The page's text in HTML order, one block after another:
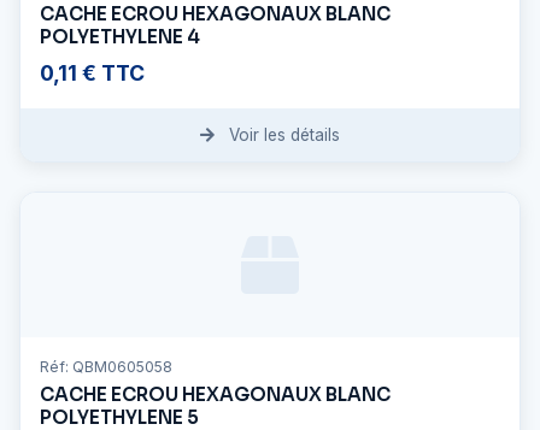
CACHE ECROU HEXAGONAUX BLANC
POLYETHYLENE 4
0,11 € TTC
Voir les détails
Réf: QBM0605058
CACHE ECROU HEXAGONAUX BLANC
POLYETHYLENE 5